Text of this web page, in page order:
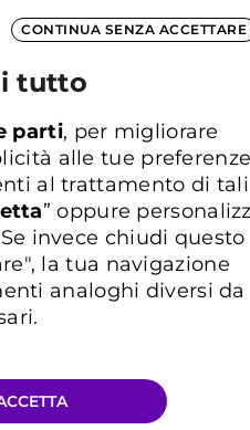
CONTINUA SENZA ACCETTARE
tutto
parti, per migliorare
alle tue preferenze
al trattamento di tali
” oppure
Se invece chiudi questo
la tua navigazione
analoghi diversi da
a perseguire le
Tre l’ulteriore
del servizio. Tali
In ogni caso, ai
essere trasferiti a
per detto
sul luogo in cui i
nonché